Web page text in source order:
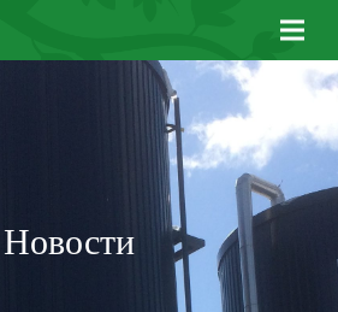
Новости